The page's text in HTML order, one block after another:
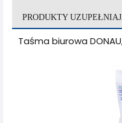
PRODUKTY
Taśma biurowa